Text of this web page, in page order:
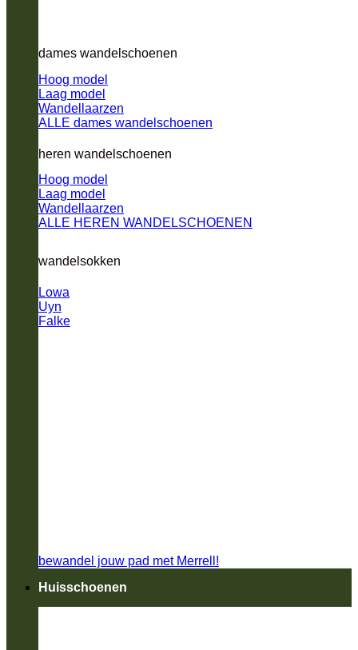
dames wandelschoenen
Hoog model
Laag model
Wandellaarzen
ALLE dames wandelschoenen
heren wandelschoenen
Hoog model
Laag model
Wandellaarzen
ALLE HEREN WANDELSCHOENEN
wandelsokken
Lowa
Uyn
Falke
bewandel jouw pad met Merrell!
Huisschoenen